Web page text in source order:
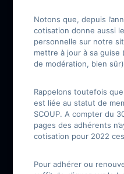
Notons que, depuis
cotisation donne aussi
personnelle sur notre
mettre à jour à sa guise
de modération, bien
Rappelons toutefois
est liée au statut de
SCOUP. A compter du
pages des adhérents
cotisation pour 2022
Pour adhérer ou